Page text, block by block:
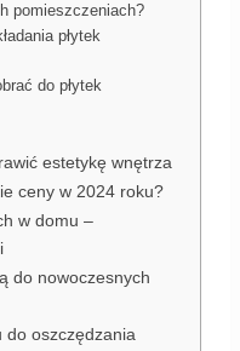
pomieszczeniach?
płytek
do płytek
estetykę wnętrza
ceny w 2024 roku?
w domu –
do nowoczesnych
do oszczędzania